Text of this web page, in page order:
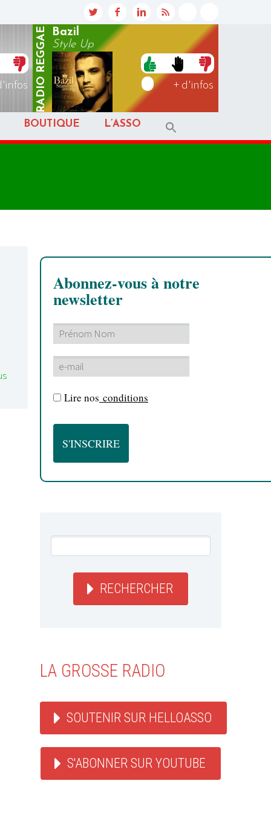
RADIO
REGGAE
Bazil
Style Up
+ d'infos
BOUTIQUE L’ASSO
Abonnez-vous à notre
newsletter
Lire nos conditions
RECHERCHER
LA GROSSE RADIO
SOUTENIR SUR HELLOASSO
S'ABONNER SUR YOUTUBE